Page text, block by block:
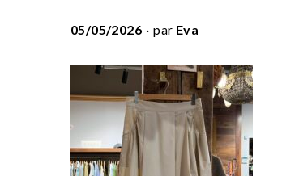
P
l
i
l
05/05/2026 . par Eva